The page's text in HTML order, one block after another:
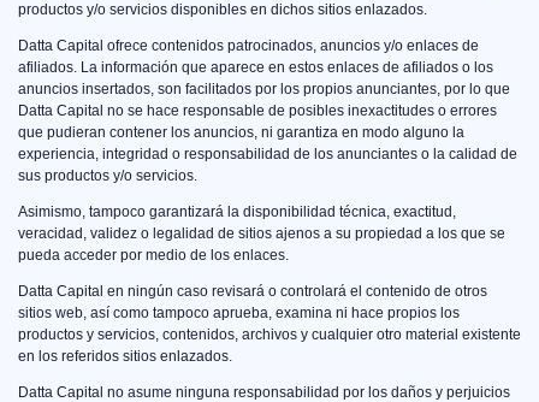
productos y/o servicios disponibles en dichos sitios enlazados.
Datta Capital ofrece contenidos patrocinados, anuncios y/o enlaces de
afiliados. La información que aparece en estos enlaces de afiliados o los
anuncios insertados, son facilitados por los propios anunciantes, por lo que
Datta Capital no se hace responsable de posibles inexactitudes o errores
que pudieran contener los anuncios, ni garantiza en modo alguno la
experiencia, integridad o responsabilidad de los anunciantes o la calidad de
sus productos y/o servicios.
Asimismo, tampoco garantizará la disponibilidad técnica, exactitud,
veracidad, validez o legalidad de sitios ajenos a su propiedad a los que se
pueda acceder por medio de los enlaces.
Datta Capital en ningún caso revisará o controlará el contenido de otros
sitios web, así como tampoco aprueba, examina ni hace propios los
productos y servicios, contenidos, archivos y cualquier otro material existente
en los referidos sitios enlazados.
Datta Capital no asume ninguna responsabilidad por los daños y perjuicios